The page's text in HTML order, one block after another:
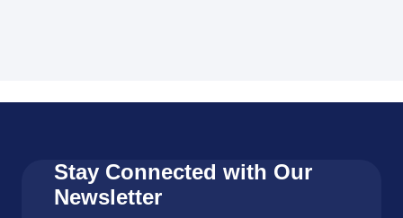
Stay Connected with Our
Newsletter